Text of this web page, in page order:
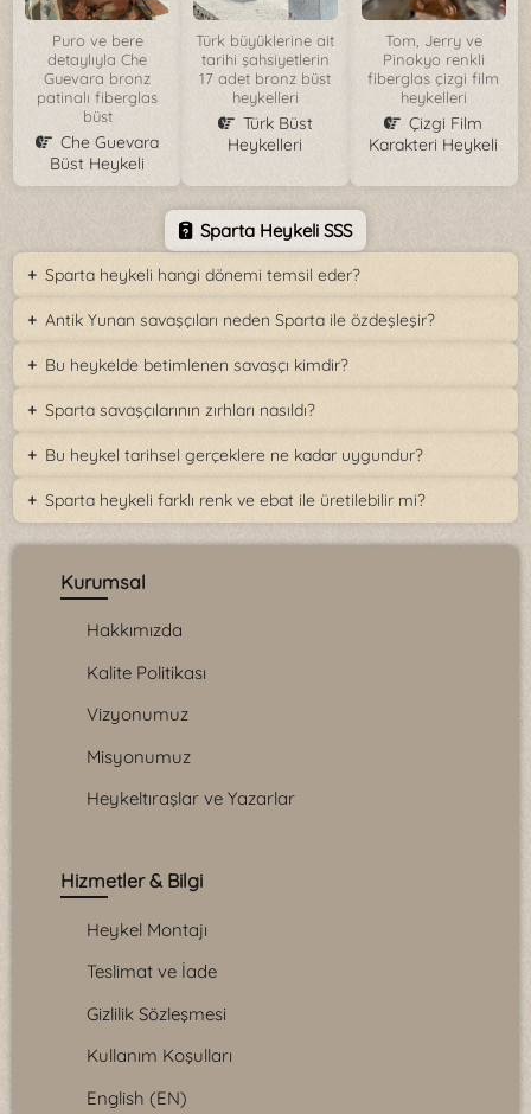
Puro ve bere
detaylıyla Che
Guevara bronz
patinalı fiberglas
büst
Che Guevara
Büst Heykeli
Türk büyüklerine ait
tarihi şahsiyetlerin
17 adet bronz büst
heykelleri
Türk Büst
Heykelleri
Tom, Jerry ve
Pinokyo renkli
fiberglas çizgi film
heykelleri
Çizgi Film
Karakteri Heykeli
Sparta Heykeli SSS
Sparta heykeli hangi dönemi temsil eder?
Antik Yunan savaşçıları neden Sparta ile özdeşleşir?
Bu heykelde betimlenen savaşçı kimdir?
Sparta savaşçılarının zırhları nasıldı?
Bu heykel tarihsel gerçeklere ne kadar uygundur?
Sparta heykeli farklı renk ve ebat ile üretilebilir mi?
Kurumsal
Hakkımızda
Kalite Politikası
Vizyonumuz
Misyonumuz
Heykeltıraşlar ve Yazarlar
Hizmetler & Bilgi
Heykel Montajı
Teslimat ve İade
Gizlilik Sözleşmesi
Kullanım Koşulları
English (EN)